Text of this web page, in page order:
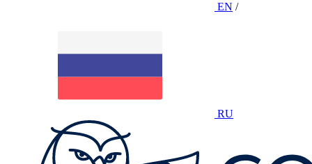
EN /
RU